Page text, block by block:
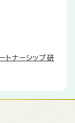
トナーシップ研